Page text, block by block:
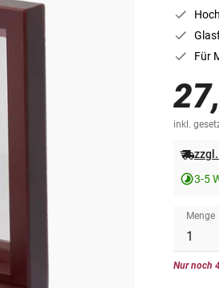
Für
inkl.
3-5
Menge
Nur noch